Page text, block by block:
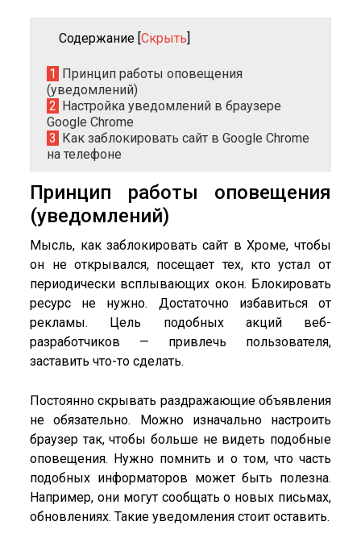
Содержание [Скрыть
1
Принцип работы оповещения
(уведомлений)
2 Настройка уведомлений в браузере
Google Chrome
3
Как заблокировать сайт в Google Chrome
на телефоне
Принцип работы оповещения
(уведомлений)
Мысль, как заблокировать сайт в Хроме, чтобы
он не открывался, посещает тех, кто устал от
периодически всплывающих окон. Блокировать
ресурс не нужно. Достаточно избавиться от
рекламы. Цель подобных акций веб-
разработчиков — привлечь пользователя,
заставить что-то сделать.
Постоянно скрывать раздражающие объявления
не обязательно. Можно изначально настроить
браузер так, чтобы больше не видеть подобные
оповещения. Нужно помнить и о том, что часть
подобных информаторов может быть полезна.
Например, они могут сообщать о новых письмах,
обновлениях. Такие уведомления стоит оставить.